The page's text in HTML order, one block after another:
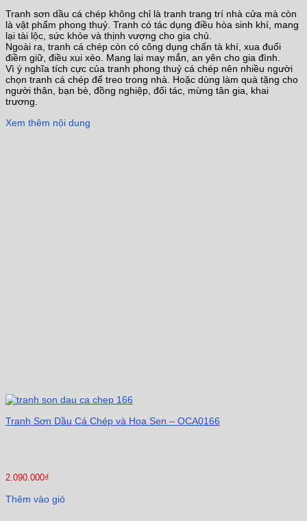
Tranh sơn dầu cá chép không chỉ là tranh trang trí nhà cửa mà còn
là vật phẩm phong thuỷ. Tranh có tác dụng điều hòa sinh khí, mang
lại tài lộc, sức khỏe và thịnh vượng cho gia chủ.
Ngoài ra, tranh cá chép còn có công dụng chấn tà khí, xua đuổi
điềm giữ, điều xui xẻo. Mang lại may mắn, an yên cho gia đình.
Vì ý nghĩa tích cực của tranh phong thuỷ cá chép nên nhiều người
chọn tranh cá chép để treo trong nhà. Hoặc dùng làm quà tặng cho
người thân, bạn bè, đồng nghiệp, đối tác, mừng tân gia, khai
trương.
Xem thêm nội dung
Tranh Sơn Dầu Cá Chép và Hoa Sen – OCA0166
2.090.000₫
Thêm vào giỏ